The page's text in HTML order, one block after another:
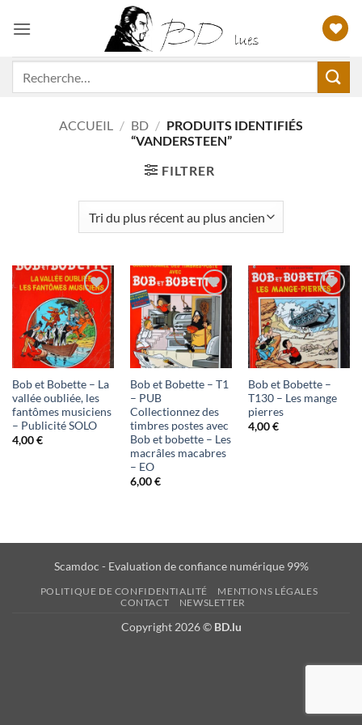
ACCUEIL / BD / PRODUITS IDENTIFIÉS
“VANDERSTEEN”
FILTRER
Ajouter
à ma
liste
Bob et Bobette – La
vallée oubliée, les
fantômes musiciens
– Publicité SOLO
4,00€
Ajouter
à ma
liste
Bob et Bobette – T1
– PUB
Collectionnez des
timbres postes avec
Bob et bobette – Les
macrâles macabres
– EO
6,00€
Ajouter
à ma
liste
Bob et Bobette –
T130 – Les mange
pierres
4,00€
Scamdoc - Evaluation de confiance numérique 99%
POLITIQUE DE CONFIDENTIALITÉ
MENTIONS LÉGALES
CONTACT
NEWSLETTER
Copyright 2026 © BD.lu